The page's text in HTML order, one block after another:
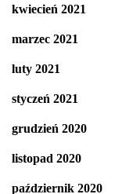
kwiecień 2021
marzec 2021
luty 2021
styczeń 2021
grudzień 2020
listopad 2020
październik 2020